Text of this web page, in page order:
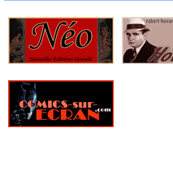
» Freshmen
» From Hell
» Furtif
» Genius
» Ghost Pepper
» Ghostbusters
» Ghosted
» GILT, La guilde des